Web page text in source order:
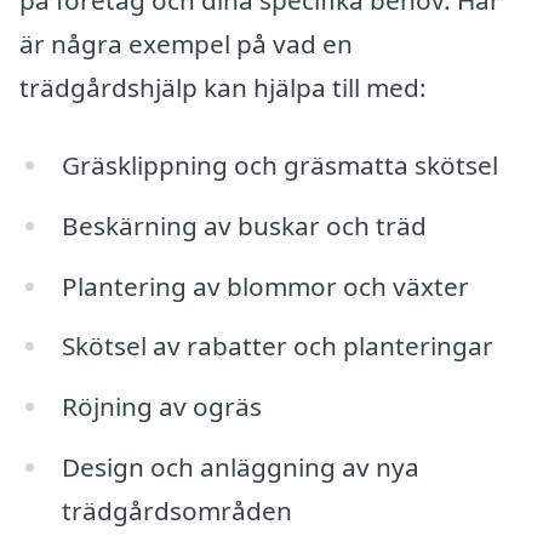
är några exempel på vad en
trädgårdshjälp kan hjälpa till med:
Gräsklippning och gräsmatta skötsel
Beskärning av buskar och träd
Plantering av blommor och växter
Skötsel av rabatter och planteringar
Röjning av ogräs
Design och anläggning av nya
trädgårdsområden